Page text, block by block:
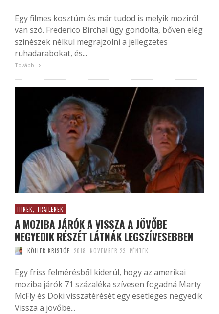
Egy filmes kosztüm és már tudod is melyik moziról
van szó. Frederico Birchal úgy gondolta, bőven elég
színészek nélkül megrajzolni a jellegzetes
ruhadarabokat, és...
Tovább
HÍREK, TRAILEREK
A MOZIBA JÁRÓK A VISSZA A JÖVŐBE
NEGYEDIK RÉSZÉT LÁTNÁK LEGSZÍVESEBBEN
KÖLLER KRISTÓF 2018. NOVEMBER 23. PÉNTEK
Egy friss felmérésből kiderül, hogy az amerikai
moziba járók 71 százaléka szívesen fogadná Marty
McFly és Doki visszatérését egy esetleges negyedik
Vissza a jövőbe...